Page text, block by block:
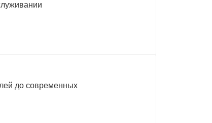
до современных